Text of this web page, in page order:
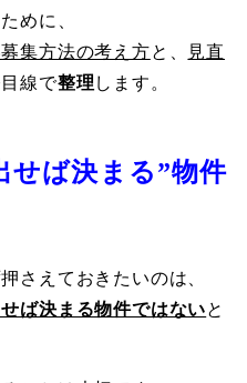
めに、
集方法の考え方と、
見直
線で整理 します。
ば決まる”物件
さえておきたいのは、
ば決まる物件ではないと